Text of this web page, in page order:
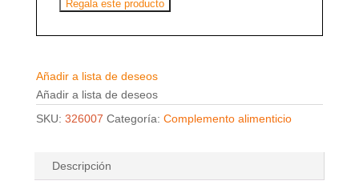
Regala este producto
Añadir a lista de deseos
Añadir a lista de deseos
SKU: 326007 Categoría: Complemento alimenticio
Descripción